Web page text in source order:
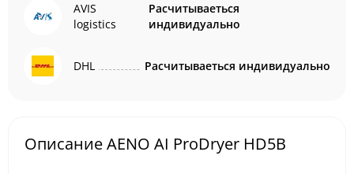
AVIS
logistics
Расчитываеться
индивидуально
DHL Расчитываеться индивидуально
Описание AENO AI ProDryer HD5B